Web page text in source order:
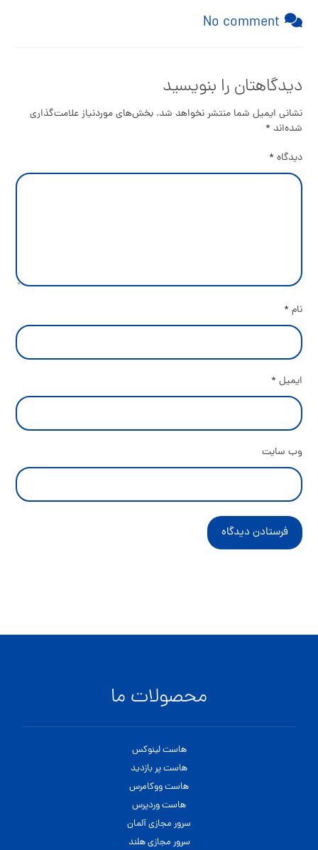
No comment
دیدگاهتان را بنویسید
نشانی ایمیل شما منتشر نخواهد شد. بخش‌های موردنیاز علامت‌گذاری
شده‌اند*
دیدگاه*
نام*
ایمیل*
وب‌ سایت
فرستادن دیدگاه
محصولات ما
هاست لینوکس
هاست پر بازدید
هاست ووکامرس
هاست وردپرس
سرور مجازی آلمان
سرور مجازی هلند